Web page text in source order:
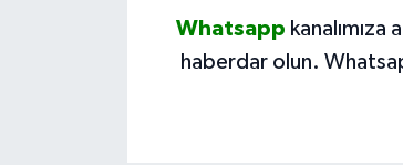
Whatsapp
haberdar olun.